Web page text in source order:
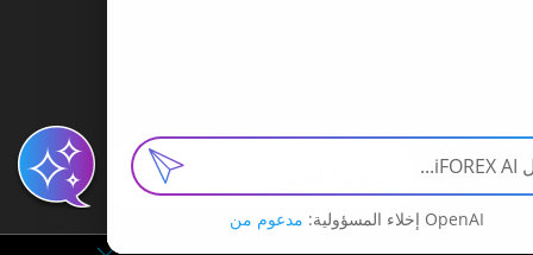
وتحمل رخصة رقم 143/11#
OpenAI إخلاء المسؤولية: مدعوم من